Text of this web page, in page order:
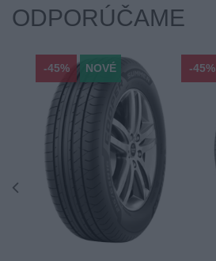
ODPORÚČAME
-45% NOVÉ -45%